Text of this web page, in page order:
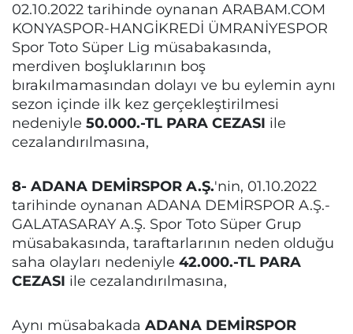
02.10.2022 tarihinde oynanan ARABAM.COM
KONYASPOR-HANGİKREDİ ÜMRANİYESPOR
Spor Toto Süper Lig müsabakasında,
merdiven boşluklarının boş
bırakılmamasından dolayı ve bu eylemin aynı
sezon içinde ilk kez gerçekleştirilmesi
nedeniyle 50.000.-TL PARA CEZASI ile
cezalandırılmasına,
8- ADANA DEMİRSPOR A.Ş.'nin, 01.10.2022
tarihinde oynanan ADANA DEMİRSPOR A.Ş.-
GALATASARAY A.Ş. Spor Toto Süper Grup
müsabakasında, taraftarlarının neden olduğu
saha olayları nedeniyle 42.000.-TL PARA
CEZASI ile cezalandırılmasına,
Aynı müsabakada ADANA DEMİRSPOR